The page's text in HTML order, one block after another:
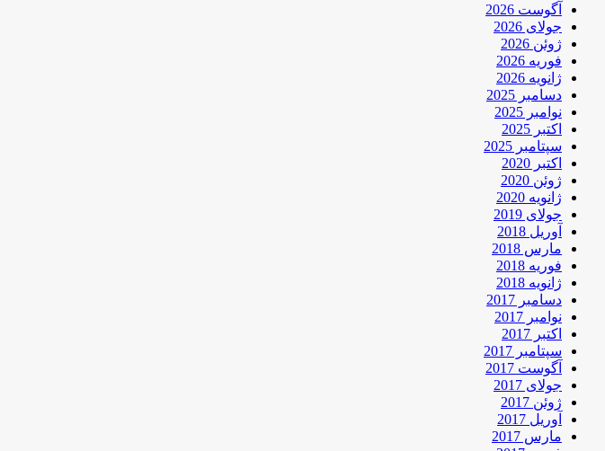
آگوست 2026
جولای 2026
ژوئن 2026
فوریه 2026
ژانویه 2026
دسامبر 2025
نوامبر 2025
اکتبر 2025
سپتامبر 2025
اکتبر 2020
ژوئن 2020
ژانویه 2020
جولای 2019
آوریل 2018
مارس 2018
فوریه 2018
ژانویه 2018
دسامبر 2017
نوامبر 2017
اکتبر 2017
سپتامبر 2017
آگوست 2017
جولای 2017
ژوئن 2017
آوریل 2017
مارس 2017